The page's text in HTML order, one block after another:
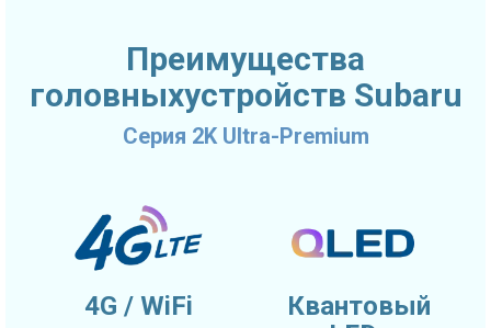
Преимущества
головныхустройств Subaru
Серия 2K Ultra-Premium
4G / WiFi
Квантовый